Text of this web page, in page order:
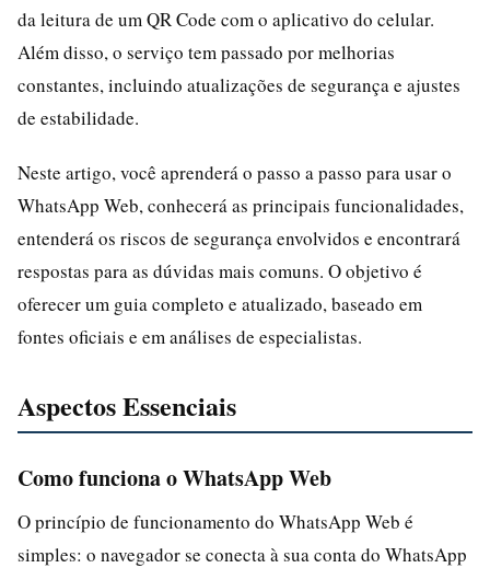
da leitura de um QR Code com o aplicativo do celular.
Além disso, o serviço tem passado por melhorias
constantes, incluindo atualizações de segurança e ajustes
de estabilidade.
Neste artigo, você aprenderá o passo a passo para usar o
WhatsApp Web, conhecerá as principais funcionalidades,
entenderá os riscos de segurança envolvidos e encontrará
respostas para as dúvidas mais comuns. O objetivo é
oferecer um guia completo e atualizado, baseado em
fontes oficiais e em análises de especialistas.
Aspectos Essenciais
Como funciona o WhatsApp Web
O princípio de funcionamento do WhatsApp Web é
simples: o navegador se conecta à sua conta do WhatsApp